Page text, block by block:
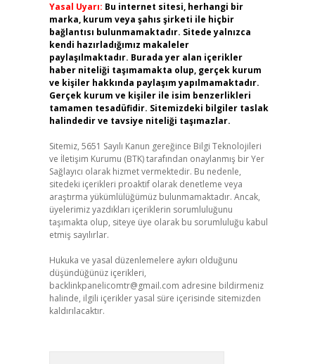
Yasal Uyarı: Bu internet sitesi, herhangi bir
marka, kurum veya şahıs şirketi ile hiçbir
bağlantısı bulunmamaktadır. Sitede yalnızca
kendi hazırladığımız makaleler
paylaşılmaktadır. Burada yer alan içerikler
haber niteliği taşımamakta olup, gerçek kurum
ve kişiler hakkında paylaşım yapılmamaktadır.
Gerçek kurum ve kişiler ile isim benzerlikleri
tamamen tesadüfidir. Sitemizdeki bilgiler taslak
halindedir ve tavsiye niteliği taşımazlar.
Sitemiz, 5651 Sayılı Kanun gereğince Bilgi Teknolojileri
ve İletişim Kurumu (BTK) tarafından onaylanmış bir Yer
Sağlayıcı olarak hizmet vermektedir. Bu nedenle,
sitedeki içerikleri proaktif olarak denetleme veya
araştırma yükümlülüğümüz bulunmamaktadır. Ancak,
üyelerimiz yazdıkları içeriklerin sorumluluğunu
taşımakta olup, siteye üye olarak bu sorumluluğu kabul
etmiş sayılırlar.
Hukuka ve yasal düzenlemelere aykırı olduğunu
düşündüğünüz içerikleri,
backlinkpanelicomtr@gmail.com adresine bildirmeniz
halinde, ilgili içerikler yasal süre içerisinde sitemizden
kaldırılacaktır.